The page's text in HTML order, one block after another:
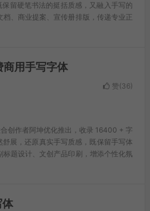
留硬笔书法的挺括质感，又融入手写的
、商业提案、宣传册排版，传递专业正
商用手写字体
赞(36)
创作者阿坤优化推出，收录 16400 + 字
展，还原真实手写质感，既保留手写体
题设计、文创产品印刷，增添个性化氛
体